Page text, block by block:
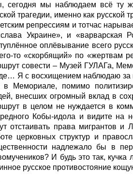
сегодня мы наблюдаем всё ту
трагедии, именно как русской
репрессиям и тотчас
Украине», и «варварская
оплёвывание всего
то «скорбящий» по «жертвам
совести – Музей ГУЛАГа,
Я с восхищением наблюдаю за
в Мемориале, помимо
внесших огромный вклад в
в целом не нуждается в
Кобы-идола и видите на
отстаивать права мигрантов
церковных структур и
надлежало бы в
И будь это так,
русское противостояние